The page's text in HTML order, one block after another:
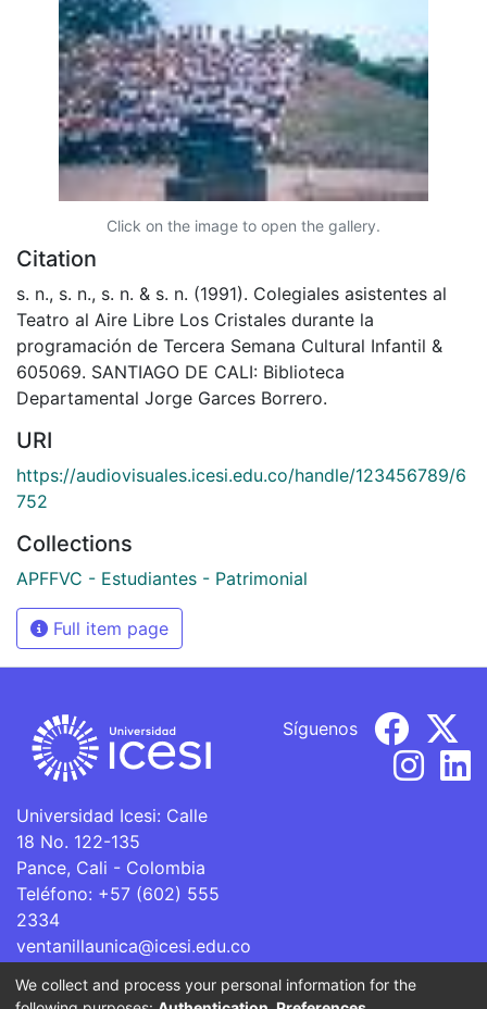
Click on the image to open the gallery.
Citation
s. n., s. n., s. n. & s. n. (1991). Colegiales asistentes al
Teatro al Aire Libre Los Cristales durante la
programación de Tercera Semana Cultural Infantil &
605069. SANTIAGO DE CALI: Biblioteca
Departamental Jorge Garces Borrero.
URI
https://audiovisuales.icesi.edu.co/handle/123456789/6
752
Collections
APFFVC - Estudiantes - Patrimonial
Full item page
Universidad Icesi: Calle
18 No. 122-135
Pance, Cali - Colombia
Teléfono: +57 (602) 555
2334
ventanillaunica@icesi.edu.co
Síguenos
La Universidad Icesi es una Institución de Educación
We collect and process your personal information for the